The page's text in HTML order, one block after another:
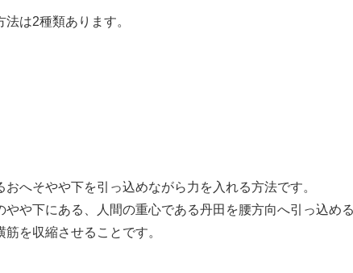
は2種類あります。
おへそやや下を引っ込めながら力を入れる方法です。
やや下にある、人間の重心である丹田を腰方向へ引っ込め
を収縮させることです。